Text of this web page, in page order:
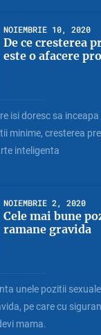
NOIEMBRIE 10, 2020
De ce cresterea
este o afacere
isi doresc sa
minime, cresterea
inteligenta
NOIEMBRIE 2, 2020
Cele mai bune
ramane gravida
unele pozitii
pe care cu
mama.